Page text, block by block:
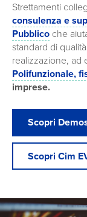
Strettamenti
consulenza e
Pubblico che
standard di
realizzazione, ad
Polifunzionale,
imprese.
Scopri
Scopri Cim